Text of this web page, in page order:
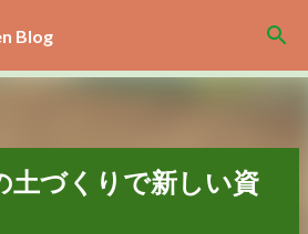
メイン コンテンツに移動
Blog
土づくりで新しい資